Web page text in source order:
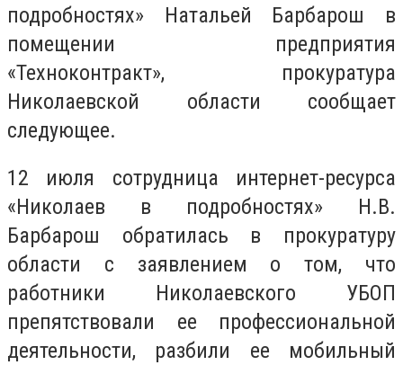
подробностях» Натальей Барбарош в
помещении предприятия
«Техноконтракт», прокуратура
Николаевской области сообщает
следующее.
12 июля сотрудница интернет-ресурса
«Николаев в подробностях» Н.В.
Барбарош обратилась в прокуратуру
области с заявлением о том, что
работники Николаевского УБОП
препятствовали ее профессиональной
деятельности, разбили ее мобильный